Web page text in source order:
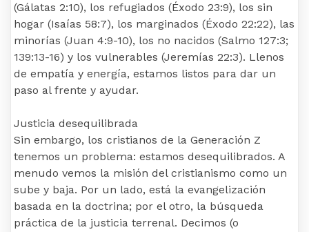
(Gálatas 2:10), los refugiados (Éxodo 23:9), los sin
hogar (Isaías 58:7), los marginados (Éxodo 22:22), las
minorías (Juan 4:9-10), los no nacidos (Salmo 127:3;
139:13-16) y los vulnerables (Jeremías 22:3). Llenos
de empatía y energía, estamos listos para dar un
paso al frente y ayudar.
Justicia desequilibrada
Sin embargo, los cristianos de la Generación Z
tenemos un problema: estamos desequilibrados. A
menudo vemos la misión del cristianismo como un
sube y baja. Por un lado, está la evangelización
basada en la doctrina; por el otro, la búsqueda
práctica de la justicia terrenal. Decimos (o